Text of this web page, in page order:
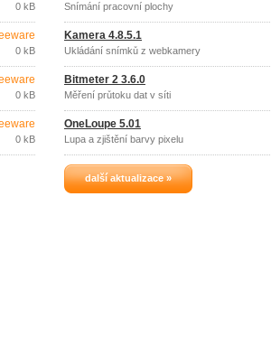
0 kB
0 kB
0 kB
0 kB
Snímání pracovní plochy
Kamera 4.8.5.1
Ukládání snímků z webkamery
Bitmeter 2 3.6.0
Měření průtoku dat v síti
OneLoupe 5.01
Lupa a zjištění barvy pixelu
další aktualizace »